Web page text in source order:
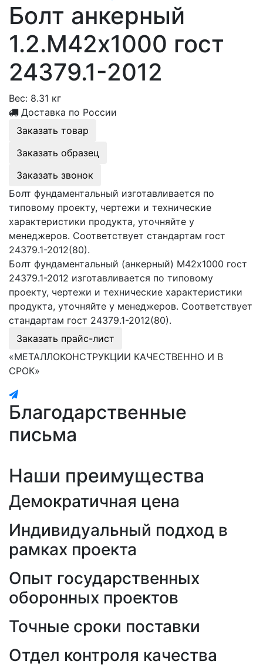
Болт анкерный
1.2.М42х1000 гост
24379.1-2012
Вес: 8.31 кг
Доставка по России
Заказать товар
Заказать образец
Заказать звонок
Болт фундаментальный изготавливается по
типовому проекту, чертежи и технические
характеристики продукта, уточняйте у
менеджеров. Соответствует стандартам гост
24379.1-2012(80).
Болт фундаментальный (анкерный) М42х1000 гост
24379.1-2012 изготавливается по типовому
проекту, чертежи и технические характеристики
продукта, уточняйте у менеджеров. Соответствует
стандартам гост 24379.1-2012(80).
Заказать прайс-лист
«МЕТАЛЛОКОНСТРУКЦИИ КАЧЕСТВЕННО И В
СРОК»
Благодарственные
письма
Наши преимущества
Демократичная цена
Индивидуальный подход в
рамках проекта
Опыт государственных
оборонных проектов
Точные сроки поставки
Отдел контроля качества